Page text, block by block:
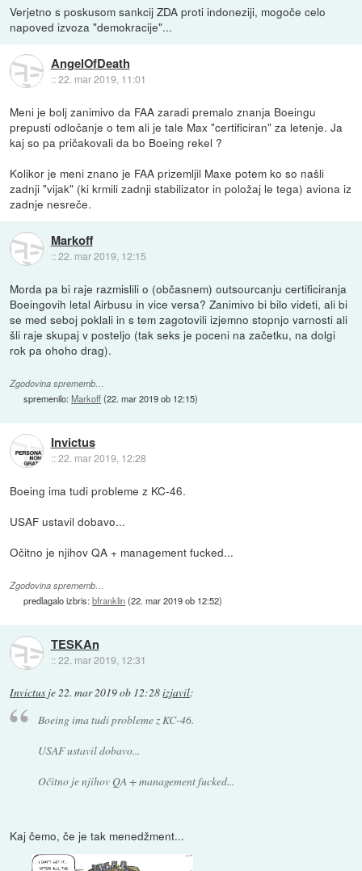
Verjetno s poskusom sankcij ZDA proti indoneziji, mogoče celo
napoved izvoza "demokracije"...
AngelOfDeath
::22. mar 2019, 11:01
Meni je bolj zanimivo da FAA zaradi premalo znanja Boeingu
prepusti odločanje o tem ali je tale Max "certificiran" za letenje. Ja
kaj so pa pričakovali da bo Boeing rekel ?
Kolikor je meni znano je FAA prizemljil Maxe potem ko so našli
zadnji "vijak" (ki krmili zadnji stabilizator in položaj le tega) aviona iz
zadnje nesreče.
Markoff
::22. mar 2019, 12:15
Morda pa bi raje razmislili o (občasnem) outsourcanju certificiranja
Boeingovih letal Airbusu in vice versa? Zanimivo bi bilo videti, ali bi
se med seboj poklali in s tem zagotovili izjemno stopnjo varnosti ali
šli raje skupaj v posteljo (tak seks je poceni na začetku, na dolgi
rok pa ohoho drag).
Zgodovina sprememb…
spremenilo:Markoff(22. mar 2019 ob 12:15)
Invictus
::22. mar 2019, 12:28
Boeing ima tudi probleme z KC-46.
USAF ustavil dobavo...
Očitno je njihov QA + management fucked...
Zgodovina sprememb…
predlagalo izbris:bfranklin(22. mar 2019 ob 12:52)
TESKAn
::22. mar 2019, 12:31
Invictus je22. mar 2019 ob 12:28izjavil:
Boeing ima tudi probleme z KC-46.
USAF ustavil dobavo...
Očitno je njihov QA + management fucked...
Kaj čemo, če je tak menedžment...